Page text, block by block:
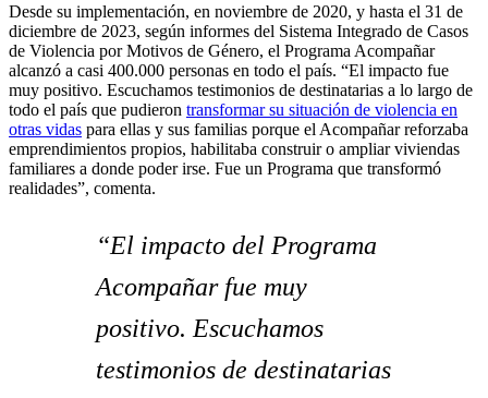
Desde su implementación, en noviembre de 2020, y hasta el 31 de
diciembre de 2023, según informes del Sistema Integrado de Casos
de Violencia por Motivos de Género, el Programa Acompañar
alcanzó a casi 400.000 personas en todo el país. “El impacto fue
muy positivo. Escuchamos testimonios de destinatarias a lo largo de
todo el país que pudieron transformar su situación de violencia en
otras vidas para ellas y sus familias porque el Acompañar reforzaba
emprendimientos propios, habilitaba construir o ampliar viviendas
familiares a donde poder irse. Fue un Programa que transformó
realidades”, comenta.
“El impacto del Programa
Acompañar fue muy
positivo. Escuchamos
testimonios de destinatarias